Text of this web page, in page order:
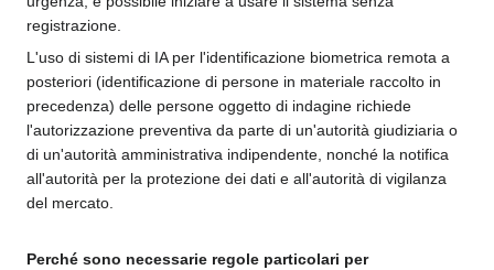
registrazione.
L'uso di sistemi di IA per l'identificazione biometrica remota a
posteriori (identificazione di persone in materiale raccolto in
precedenza) delle persone oggetto di indagine richiede
l'autorizzazione preventiva da parte di un'autorità giudiziaria o
di un'autorità amministrativa indipendente, nonché la notifica
all'autorità per la protezione dei dati e all'autorità di vigilanza
del mercato.
Perché sono necessarie regole particolari per